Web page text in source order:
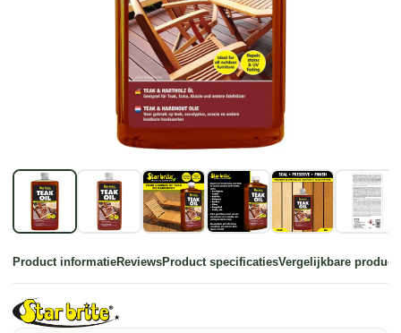
Product informatieReviewsProduct specificatiesVergelijkbare